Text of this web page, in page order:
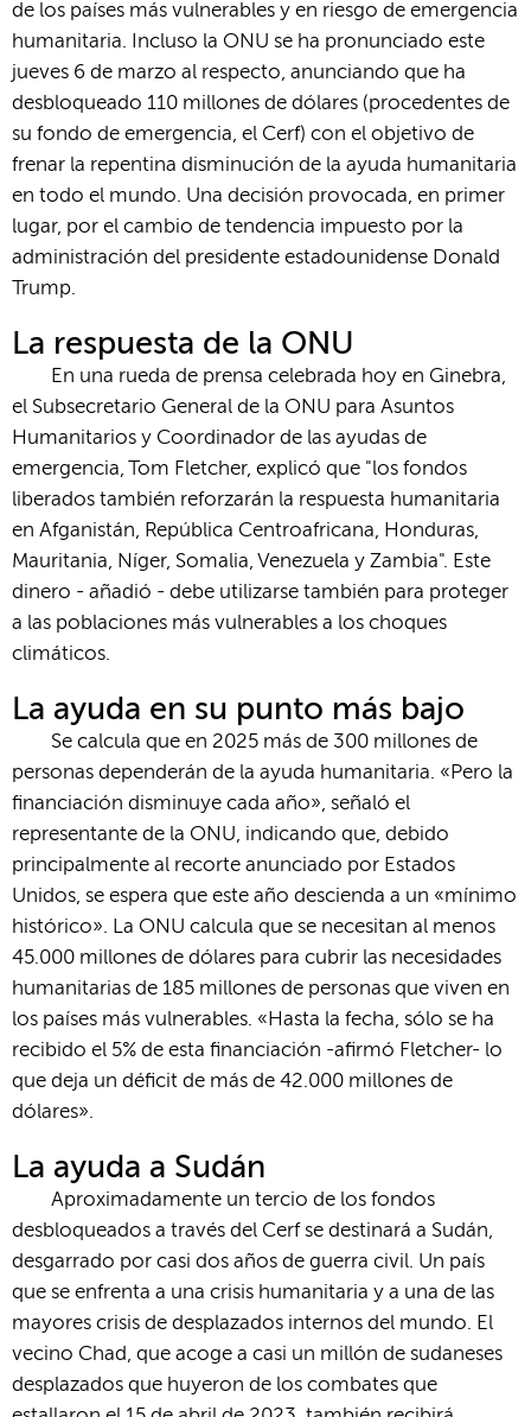
de los países más vulnerables y en riesgo de emergencia
humanitaria. Incluso la ONU se ha pronunciado este
jueves 6 de marzo al respecto, anunciando que ha
desbloqueado 110 millones de dólares (procedentes de
su fondo de emergencia, el Cerf) con el objetivo de
frenar la repentina disminución de la ayuda humanitaria
en todo el mundo. Una decisión provocada, en primer
lugar, por el cambio de tendencia impuesto por la
administración del presidente estadounidense Donald
Trump.
La respuesta de la O NU
En una rueda de prensa celebrada hoy en Ginebra,
el Subsecretario General de la ONU para Asuntos
Humanitarios y Coordinador de las ayudas de
emergencia, Tom Fletcher, explicó que "los fondos
liberados también reforzarán la respuesta humanitaria
en Afganistán, República Centroafricana, Honduras,
Mauritania, Níger, Somalia, Venezuela y Zambia". Este
dinero - añadió - debe utilizarse también para proteger
a las poblaciones más vulnerables a los choques
climáticos.
La ayuda en su punto más bajo
Se calcula que en 2025 más de 300 millones de
personas dependerán de la ayuda humanitaria. «Pero la
financiación disminuye cada año», señaló el
representante de la ONU, indicando que, debido
principalmente al recorte anunciado por Estados
Unidos, se espera que este año descienda a un «mínimo
histórico». La ONU calcula que se necesitan al menos
45.000 millones de dólares para cubrir las necesidades
humanitarias de 185 millones de personas que viven en
los países más vulnerables. «Hasta la fecha, sólo se ha
recibido el 5% de esta financiación -afirmó Fletcher- lo
que deja un déficit de más de 42.000 millones de
dólares».
La ayuda a Sudán
Aproximadamente un tercio de los fondos
desbloqueados a través del Cerf se destinará a Sudán,
desgarrado por casi dos años de guerra civil. Un país
que se enfrenta a una crisis humanitaria y a una de las
mayores crisis de desplazados internos del mundo. El
vecino Chad, que acoge a casi un millón de sudaneses
desplazados que huyeron de los combates que